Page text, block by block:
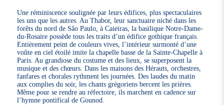
Une réminiscence soulignée par leurs édifices, plus spectaculaires
les uns que les autres. Au Thabor, leur sanctuaire niché dans les
forêts du nord de Sâo Paulo, à Caieiras, la basilique Notre-Dame-
du-Rosaire possède tous les traits d’un édifice gothique français.
Entièrement peint de couleurs vives, l’intérieur surmonté d’une
voûte en ciel étoilé imite la chapelle basse de la Sainte-Chapelle à
Paris. Au grandiose du costume et des lieux, se superposent la
musique et des chœurs. Dans les maisons des Hérauts, orchestres,
fanfares et chorales rythment les journées. Des laudes du matin
aux complies du soir, les chants grégoriens bercent les prières.
Même pour se rendre au réfectoire, ils marchent en cadence sur
l’hymne pontifical de Gounod.